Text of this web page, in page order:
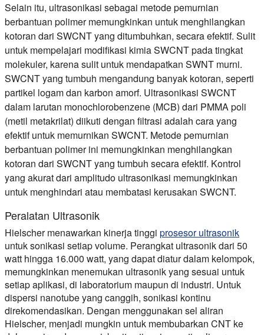
Selain itu, ultrasonikasi sebagai metode pemurnian
berbantuan polimer memungkinkan untuk menghilangkan
kotoran dari SWCNT yang ditumbuhkan, secara efektif. Sulit
untuk mempelajari modifikasi kimia SWCNT pada tingkat
molekuler, karena sulit untuk mendapatkan SWNT murni.
SWCNT yang tumbuh mengandung banyak kotoran, seperti
partikel logam dan karbon amorf. Ultrasonikasi SWCNT
dalam larutan monochlorobenzene (MCB) dari PMMA poli
(metil metakrilat) diikuti dengan filtrasi adalah cara yang
efektif untuk memurnikan SWCNT. Metode pemurnian
berbantuan polimer ini memungkinkan menghilangkan
kotoran dari SWCNT yang tumbuh secara efektif. Kontrol
yang akurat dari amplitudo ultrasonikasi memungkinkan
untuk menghindari atau membatasi kerusakan SWCNT.
Peralatan Ultrasonik
Hielscher menawarkan kinerja tinggi prosesor ultrasonik
untuk sonikasi setiap volume. Perangkat ultrasonik dari 50
watt hingga 16.000 watt, yang dapat diatur dalam kelompok,
memungkinkan menemukan ultrasonik yang sesuai untuk
setiap aplikasi, di laboratorium maupun di industri. Untuk
dispersi nanotube yang canggih, sonikasi kontinu
direkomendasikan. Dengan menggunakan sel aliran
Hielscher, menjadi mungkin untuk membubarkan CNT ke